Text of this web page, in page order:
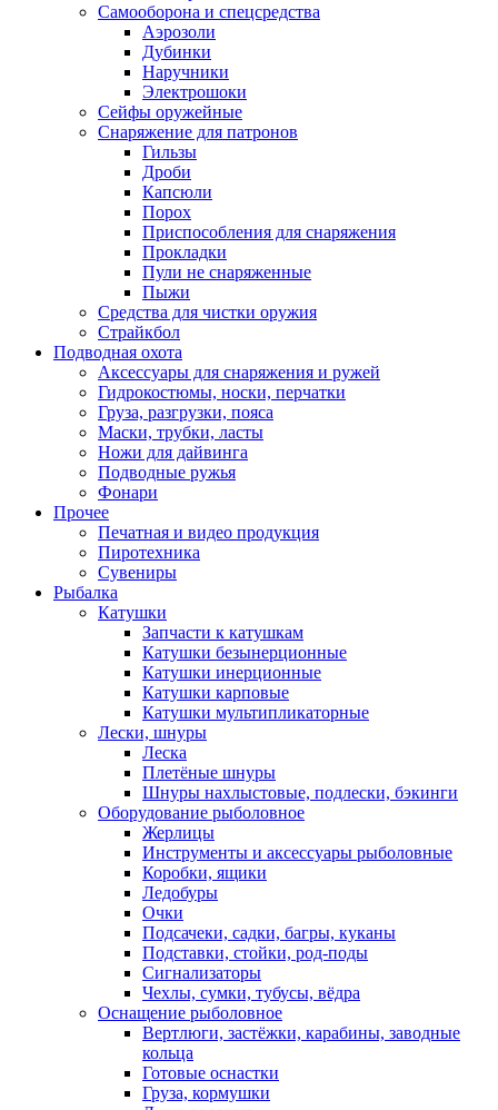
Самооборона и спецсредства
Аэрозоли
Дубинки
Наручники
Электрошоки
Сейфы оружейные
Снаряжение для патронов
Гильзы
Дроби
Капсюли
Порох
Приспособления для снаряжения
Прокладки
Пули не снаряженные
Пыжи
Средства для чистки оружия
Страйкбол
Подводная охота
Аксессуары для снаряжения и ружей
Гидрокостюмы, носки, перчатки
Груза, разгрузки, пояса
Маски, трубки, ласты
Ножи для дайвинга
Подводные ружья
Фонари
Прочее
Печатная и видео продукция
Пиротехника
Сувениры
Рыбалка
Катушки
Запчасти к катушкам
Катушки безынерционные
Катушки инерционные
Катушки карповые
Катушки мультипликаторные
Лески, шнуры
Леска
Плетёные шнуры
Шнуры нахлыстовые, подлески, бэкинги
Оборудование рыболовное
Жерлицы
Инструменты и аксессуары рыболовные
Коробки, ящики
Ледобуры
Очки
Подсачеки, садки, багры, куканы
Подставки, стойки, род-поды
Сигнализаторы
Чехлы, сумки, тубусы, вёдра
Оснащение рыболовное
Вертлюги, застёжки, карабины, заводные
кольца
Готовые оснастки
Груза, кормушки